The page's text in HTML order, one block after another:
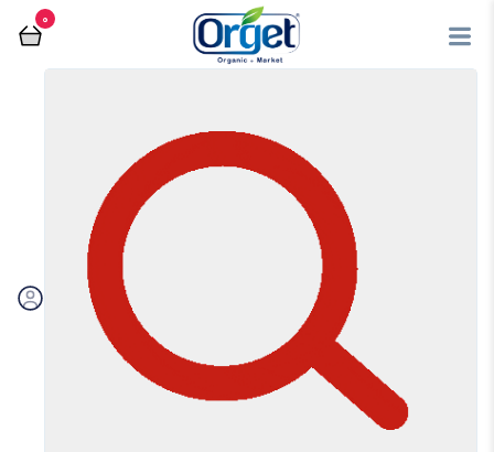
0
فروشگاه آنلاین اُرگت